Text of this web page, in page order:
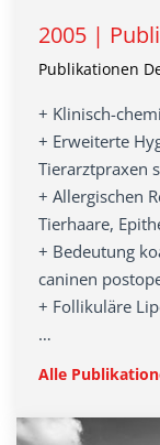
2005 |
Publikationen
+ Klinisch-
+ Erweiterte
Tierarztpraxen
+ Allergischen
Tierhaare,
+ Bedeutung
caninen
+ Follikuläre
…
Alle